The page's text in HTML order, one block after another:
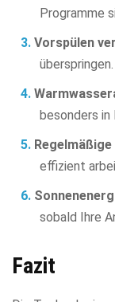
Programme
Vorspülen
besonders in
effizient
sobald Ihre
Fazit